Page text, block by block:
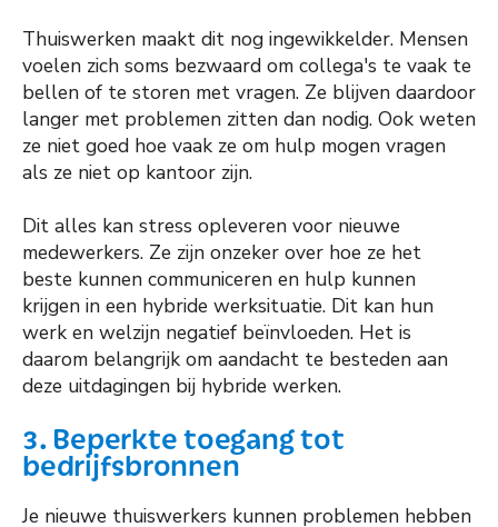
Thuiswerken maakt dit nog ingewikkelder. Mensen
voelen zich soms bezwaard om collega's te vaak te
bellen of te storen met vragen. Ze blijven daardoor
langer met problemen zitten dan nodig. Ook weten
ze niet goed hoe vaak ze om hulp mogen vragen
als ze niet op kantoor zijn.
Dit alles kan stress opleveren voor nieuwe
medewerkers. Ze zijn onzeker over hoe ze het
beste kunnen communiceren en hulp kunnen
krijgen in een hybride werksituatie. Dit kan hun
werk en welzijn negatief beïnvloeden. Het is
daarom belangrijk om aandacht te besteden aan
deze uitdagingen bij hybride werken.
3. Beperkte toegang tot
bedrijfsbronnen
Je nieuwe thuiswerkers kunnen problemen hebben